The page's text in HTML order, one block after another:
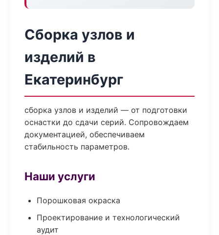
Сборка узлов и
изделий в
Екатеринбург
сборка узлов и изделий — от подготовки
оснастки до сдачи серий. Сопровождаем
документацией, обеспечиваем
стабильность параметров.
Наши услуги
Порошковая окраска
Проектирование и технологический
аудит